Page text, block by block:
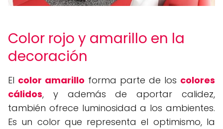
Color rojo y amarillo en la
decoración
El color amarillo forma parte de los colores
cálidos, y además de aportar calidez,
también ofrece luminosidad a los ambientes.
Es un color que representa el optimismo, la